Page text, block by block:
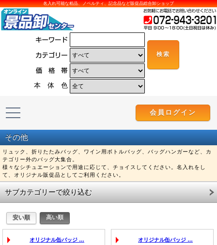
名入れ可能な粗品、ノベルティ、記念品など販促品総合卸ショップ
本 体 色
会員ログイン
その他
リュック、折りたたみバッグ、ワイン用ボトルバッグ、バッグハンガーなど、カ
テゴリー外のバッグ大集合。
様々なシチュエーションで用途に応じて、チョイスしてください。名入れをし
て、オリジナル販促品としてご利用ください。
サブカテゴリーで絞り込む
オリジナル缶バッジ … オリジナル缶バッジ …